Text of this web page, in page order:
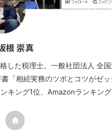
根 崇真
した税理士。一般社団法人 全
「相続実務のツボとコツがゼ
キング1位、Amazonランキング